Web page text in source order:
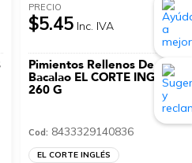
PRECIO
$5.45 Inc. IVA
Pimientos Rellenos De
Bacalao EL CORTE INGLÉS
260 G
Cod: 8433329140836
EL CORTE INGLÉS